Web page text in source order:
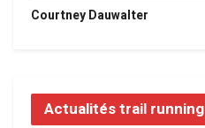
Courtney Dauwalter
Actualités trail running